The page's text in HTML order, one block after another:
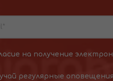
на получение
регулярные